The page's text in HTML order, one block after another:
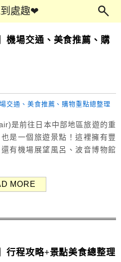
❤ 處趣❤
機場交通、美食推薦、購
是前往日本中部地區旅遊的重
是一個旅遊景點！這裡擁有豐
有機場展望風呂、波音博物館
設施景點與住宿資訊等重點，
MORE
行程攻略+景點美食總整理